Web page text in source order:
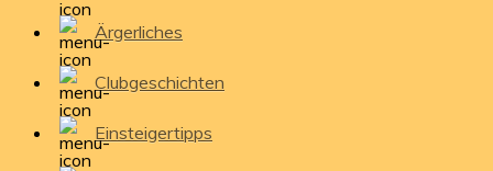
Ärgerliches
Clubgeschichten
Einsteigertipps